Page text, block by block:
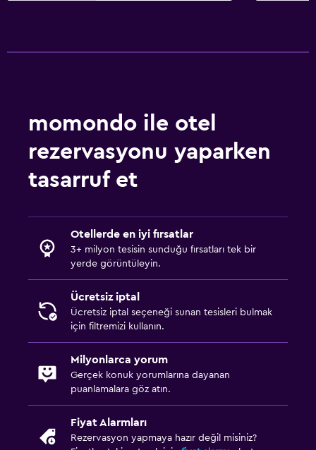
momondo ile otel
rezervasyonu yaparken
tasarruf et
Otellerde en iyi fırsatlar
3+ milyon tesisin sunduğu fırsatları tek bir
yerde görüntüleyin.
Ücretsiz iptal
Ücretsiz iptal seçeneği sunan tesisleri bulmak
için filtremizi kullanın.
Milyonlarca yorum
Gerçek konuk yorumlarına dayanan
puanlamalara göz atın.
Fiyat Alarmları
Rezervasyon yapmaya hazır değil misiniz?